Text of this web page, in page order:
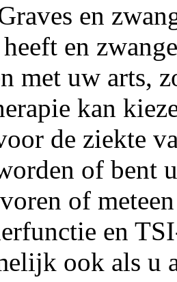
en
en
met uw arts,
kan
de ziekte
of bent
of
en
ook als u